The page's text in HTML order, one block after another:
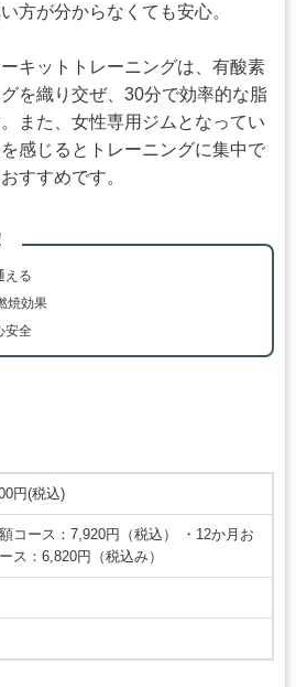
方が分からなくても安心。
キットトレーニングは、有酸素
を織り交ぜ、30分で効率的な脂
また、女性専用ジムとなってい
感じるとトレーニングに集中で
すすめです。
える
焼効果
安全
円(税込)
額コース：7,920円（税込） ・12か月お
ス：6,820円（税込み）